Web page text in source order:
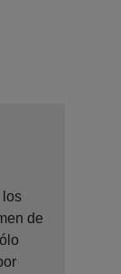
los
de